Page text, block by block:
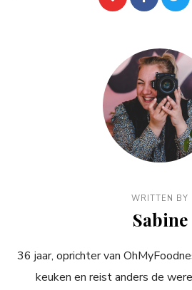
WRITTEN BY
Sabine
36 jaar, oprichter van
keuken en reist anders de